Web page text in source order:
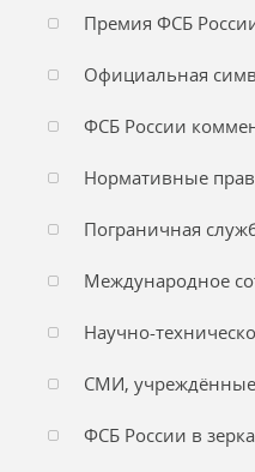
Премия ФСБ
Официальная
ФСБ России
Нормативные
Пограничная
Международное
Научно-
СМИ,
ФСБ России в